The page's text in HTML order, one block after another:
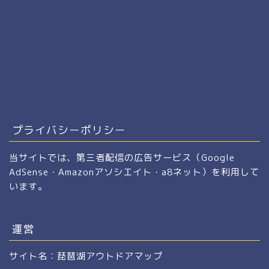
プライバシーポリシー
当サイトでは、第三者配信の広告サービス（Google
AdSense・Amazonアソシエイト・a8ネット）を利用して
います。
運営
サイト名：琵琶湖アウトドアマップ